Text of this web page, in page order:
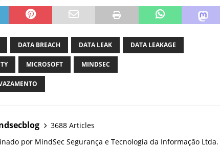
DATA BREACH DATA LEAK DATA LEAKAGE
MICROSOFT MINDSEC
3688 Articles
por MindSec Segurança e Tecnologia da Informação Ltda.